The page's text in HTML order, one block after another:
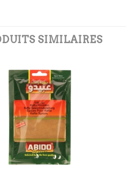
SIMILAIRES